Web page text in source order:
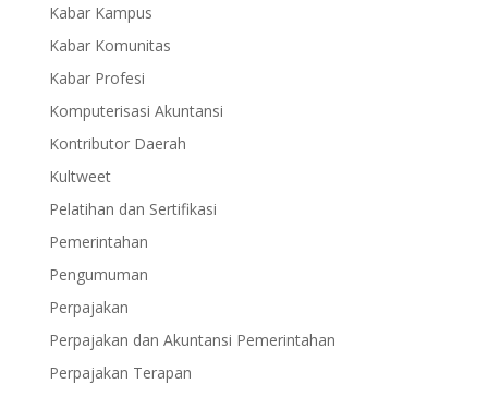
Kabar Kampus
Kabar Komunitas
Kabar Profesi
Komputerisasi Akuntansi
Kontributor Daerah
Kultweet
Pelatihan dan Sertifikasi
Pemerintahan
Pengumuman
Perpajakan
Perpajakan dan Akuntansi Pemerintahan
Perpajakan Terapan